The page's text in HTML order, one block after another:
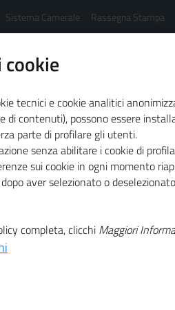
Sistema Camerale Rassegna Stampa
Community dei Digital Player
Player
tecnici e cookie analitici
di contenuti), possono essere
parte di profilare gli utenti.
senza abilitare i cookie di
sui cookie in ogni momento
aver selezionato o
completa, clicchi Maggiori